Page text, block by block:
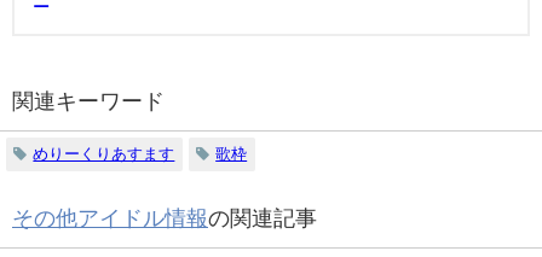
関連キーワード
めりーくりあすます 歌枠
その他アイドル情報の関連記事